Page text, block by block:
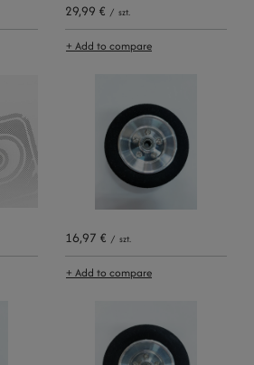
29,99 € / szt.
+ Add to compare
16,97 € / szt.
+ Add to compare